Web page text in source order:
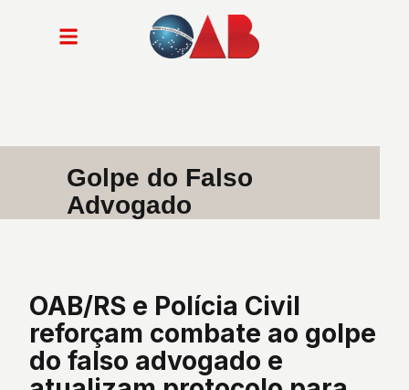
Golpe do Falso
Advogado
OAB/RS e Polícia Civil
reforçam combate ao golpe
do falso advogado e